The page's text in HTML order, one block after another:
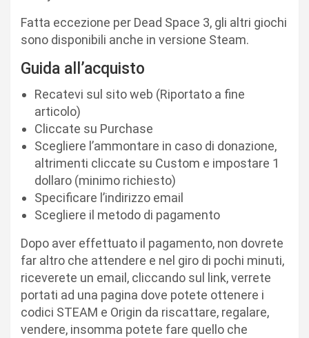
Fatta eccezione per Dead Space 3, gli altri giochi
sono disponibili anche in versione Steam.
Guida all’acquisto
Recatevi sul sito web (Riportato a fine
articolo)
Cliccate su Purchase
Scegliere l’ammontare in caso di donazione,
altrimenti cliccate su Custom e impostare 1
dollaro (minimo richiesto)
Specificare l’indirizzo email
Scegliere il metodo di pagamento
Dopo aver effettuato il pagamento, non dovrete
far altro che attendere e nel giro di pochi minuti,
riceverete un email, cliccando sul link, verrete
portati ad una pagina dove potete ottenere i
codici STEAM e Origin da riscattare, regalare,
vendere, insomma potete fare quello che